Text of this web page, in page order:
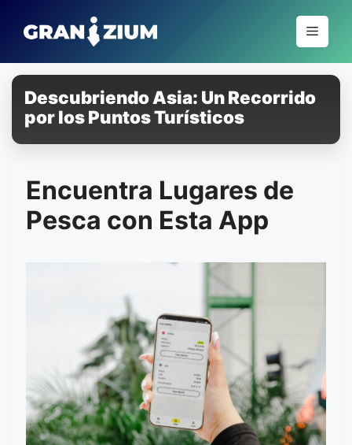
para
conteúdo
Menu
Descubriendo Asia: Un Recorrido
por los Puntos Turísticos
Encuentra Lugares de
Pesca con Esta App